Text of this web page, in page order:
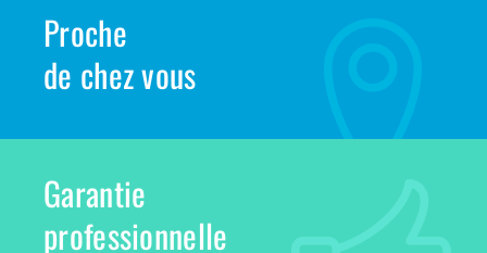
Proche
de chez vous
Garantie
professionnelle